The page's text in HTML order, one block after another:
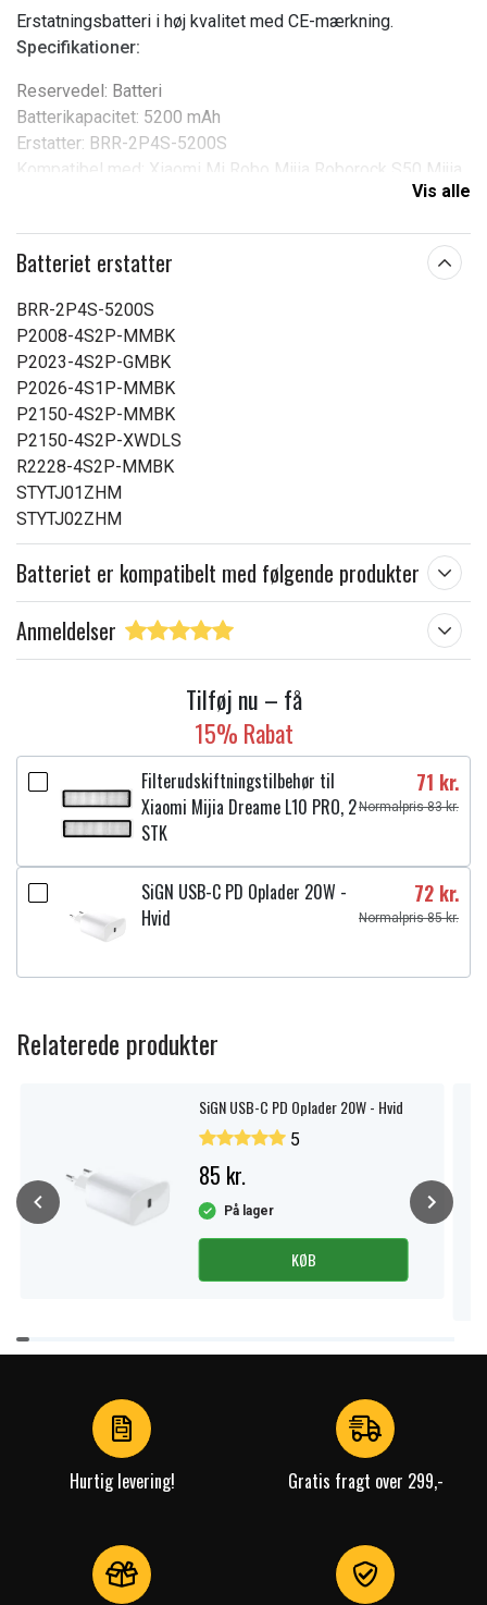
Erstatningsbatteri i høj kvalitet med CE-mærkning.
Specifikationer:
Reservedel: Batteri
Batterikapacitet: 5200 mAh
Erstatter: BRR-2P4S-5200S
Kompatibel med: Xiaomi Mi Robo Mijia Roborock S50 Mijia
Varemærke:
Passer til mærket:
Vis alle
Batteriet erstatter
BRR-2P4S-5200S
P2008-4S2P-MMBK
P2023-4S2P-GMBK
P2026-4S1P-MMBK
P2150-4S2P-MMBK
P2150-4S2P-XWDLS
R2228-4S2P-MMBK
STYTJ01ZHM
STYTJ02ZHM
Batteriet er kompatibelt med følgende produkter
Anmeldelser
Tilføj nu – få
15% Rabat
Filterudskiftningstilbehør til
Xiaomi Mijia Dreame L10 PRO, 2
STK
71 kr.
Normalpris 83 kr.
SiGN USB-C PD Oplader 20W -
Hvid
72 kr.
Normalpris 85 kr.
Relaterede produkter
SiGN USB-C PD Oplader 20W - Hvid
5
85 kr.
På lager
KØB
Item
1
Hurtig levering! Gratis fragt over 299,-